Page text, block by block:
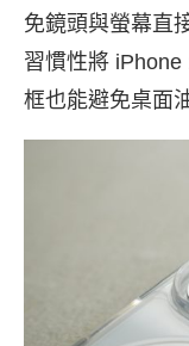
免鏡頭與螢幕直
習慣性將
框也能避免桌面